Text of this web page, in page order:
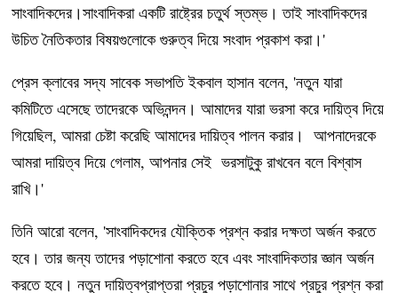
সাংবাদিকদের।সাংবাদিকরা একটি রাষ্ট্রের চতুর্থ স্তম্ভ। তাই সাংবাদিকদের
উচিত নৈতিকতার বিষয়গুলোকে গুরুত্ব দিয়ে সংবাদ প্রকাশ করা।'
প্রেস ক্লাবের সদ্য সাবেক সভাপতি ইকবাল হাসান বলেন, 'নতুন যারা
কমিটিতে এসেছে তাদেরকে অভিনন্দন। আমাদের যারা ভরসা করে দায়িত্ব দিয়ে
গিয়েছিল, আমরা চেষ্টা করেছি আমাদের দায়িত্ব পালন করার। আপনাদেরকে
আমরা দায়িত্ব দিয়ে গেলাম, আপনার সেই ভরসাটুকু রাখবেন বলে বিশ্বাস
রাখি।'
তিনি আরো বলেন, 'সাংবাদিকদের যৌক্তিক প্রশ্ন করার দক্ষতা অর্জন করতে
হবে। তার জন্য তাদের পড়াশোনা করতে হবে এবং সাংবাদিকতার জ্ঞান অর্জন
করতে হবে। নতুন দায়িত্বপ্রাপ্তরা প্রচুর পড়াশোনার সাথে প্রচুর প্রশ্ন করা